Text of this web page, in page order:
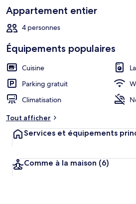
Appartement entier
4 personnes
Équipements populaires
Cuisine
Parking gratuit
Climatisation
Tout afficher
Services et équipements
Comme à la maison (6)